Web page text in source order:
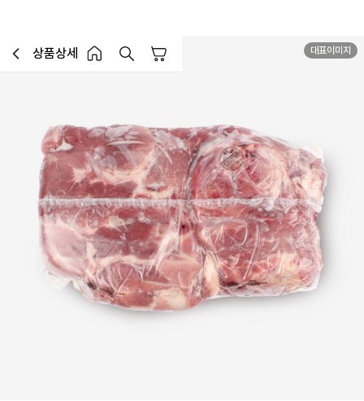
이전페이지로 이동
상품상세
홈 버튼홈 장바구니
대표이미지